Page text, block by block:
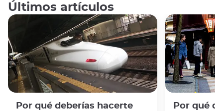
Últimos artículos
Por qué deberías hacerte
Por qué